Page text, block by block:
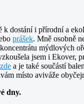
k dostání i přírodní a
prášek. Mně osobně
mýdlových
jsem i Ekover,
zde a je také součástí
místo aviváže
dny.